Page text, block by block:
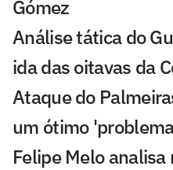
Gómez
Análise tática do
ida das oitavas da
Ataque do
um ótimo
Felipe Melo